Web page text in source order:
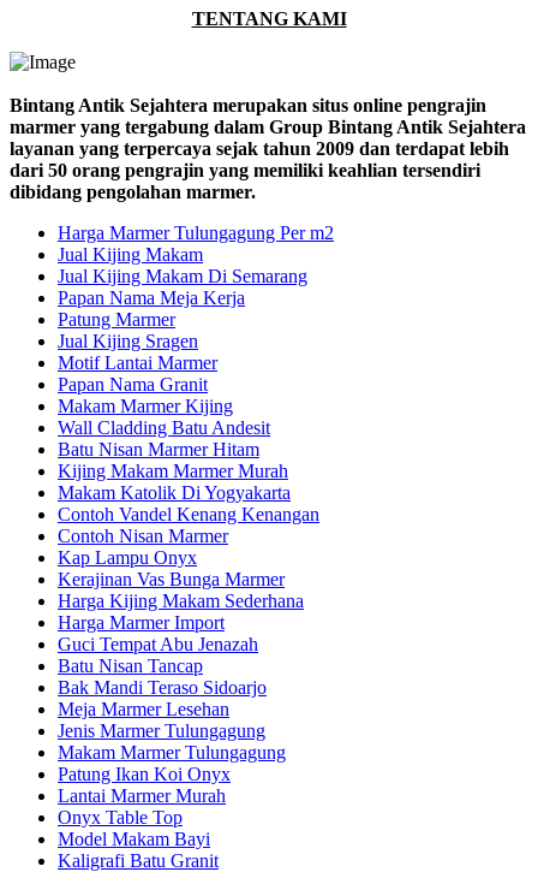
TENTANG KAMI
Bintang Antik Sejahtera merupakan situs online pengrajin
marmer yang tergabung dalam Group Bintang Antik Sejahtera
layanan yang terpercaya sejak tahun 2009 dan terdapat lebih
dari 50 orang pengrajin yang memiliki keahlian tersendiri
dibidang pengolahan marmer.
Harga Marmer Tulungagung Per m2
Jual Kijing Makam
Jual Kijing Makam Di Semarang
Papan Nama Meja Kerja
Patung Marmer
Jual Kijing Sragen
Motif Lantai Marmer
Papan Nama Granit
Makam Marmer Kijing
Wall Cladding Batu Andesit
Batu Nisan Marmer Hitam
Kijing Makam Marmer Murah
Makam Katolik Di Yogyakarta
Contoh Vandel Kenang Kenangan
Contoh Nisan Marmer
Kap Lampu Onyx
Kerajinan Vas Bunga Marmer
Harga Kijing Makam Sederhana
Harga Marmer Import
Guci Tempat Abu Jenazah
Batu Nisan Tancap
Bak Mandi Teraso Sidoarjo
Meja Marmer Lesehan
Jenis Marmer Tulungagung
Makam Marmer Tulungagung
Patung Ikan Koi Onyx
Lantai Marmer Murah
Onyx Table Top
Model Makam Bayi
Kaligrafi Batu Granit